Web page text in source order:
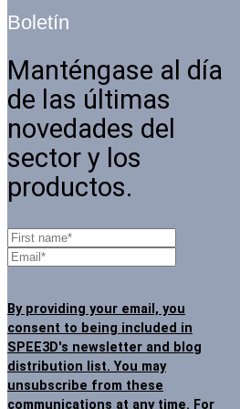
Boletín
Manténgase al día
de las últimas
novedades del
sector y los
productos.
By providing your email, you
consent to being included in
SPEE3D's newsletter and blog
distribution list. You may
unsubscribe from these
communications at any time. For